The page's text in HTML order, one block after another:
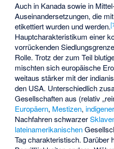
Auch in Kanada sowie in
Auseinandersetzungen, die
etikettiert wurden und werden.[
Hauptcharakteristikum einer
vorrückenden
Rolle. Trotz der zum Teil
mischten sich europäische
weitaus stärker mit der
den USA. Unterschiedlich
Gesellschaften aus (relativ
Europäern, Mestizen,
Nachfahren schwarzer
lateinamerikanischen
Tag charakteristisch. Darüber